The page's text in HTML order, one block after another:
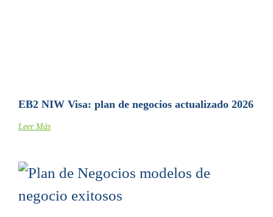
EB2 NIW Visa: plan de negocios actualizado 2026
Leer Más